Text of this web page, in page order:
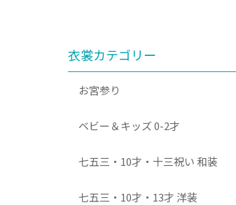
衣裳カテゴリー
お宮参り
ベビー＆キッズ 0-2才
七五三・10才・十三祝い 和装
七五三・10才・13才 洋装